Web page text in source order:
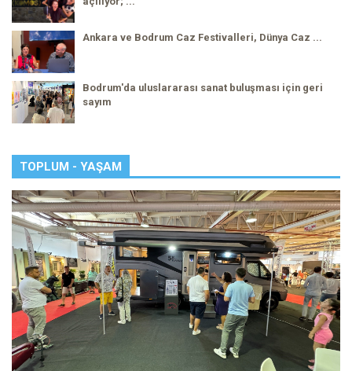
Ankara ve Bodrum Caz Festivalleri, Dünya Caz ...
Bodrum'da uluslararası sanat buluşması için geri
sayım
TOPLUM - YAŞAM